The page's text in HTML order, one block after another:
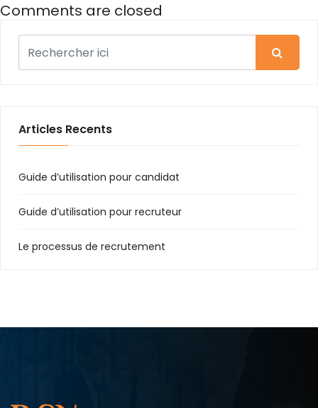
Comments are closed
Articles Recents
Guide d’utilisation pour candidat
Guide d’utilisation pour recruteur
Le processus de recrutement